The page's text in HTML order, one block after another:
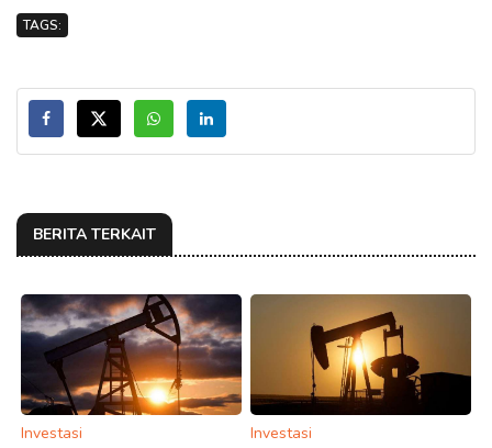
TAGS:
BERITA TERKAIT
Investasi Investasi